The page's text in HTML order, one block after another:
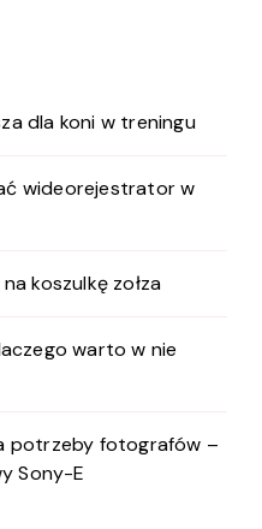
dla koni w treningu
wideorejestrator w
koszulkę zołza
warto w nie
potrzeby fotografów –
Sony-E